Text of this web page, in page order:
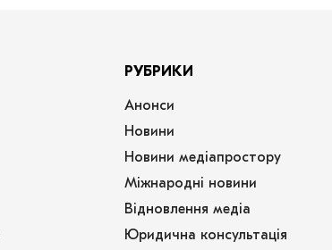
РУБРИКИ
Анонси
Новини
Новини медіапростору
Міжнародні новини
Відновлення медіа
Юридична консультація